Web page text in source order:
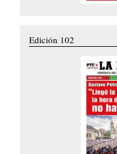
Edición 102